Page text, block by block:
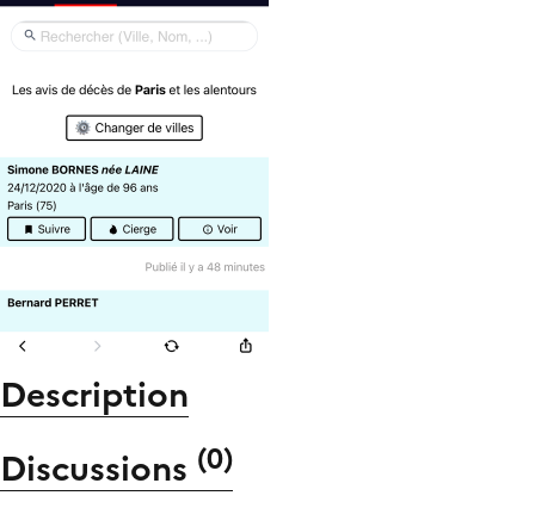
Description
Discussions (0)